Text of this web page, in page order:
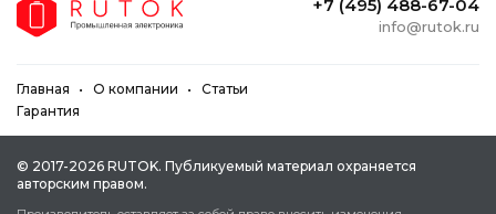
+7 (495) 488-67-04
info@rutok.ru
Главная О компании
Статьи
Гарантия
© 2017-2026 RUTOK. Публикуeмый мaтepиaл oxpaняeтcя
aвтopcким пpaвoм.